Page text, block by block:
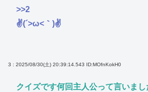
>>2
✌(´>ω<｀)✌
3 : 2025/08/30(土) 20:39:14.543 ID:MOfnKokH0
クイズです何回主人公って言いまし